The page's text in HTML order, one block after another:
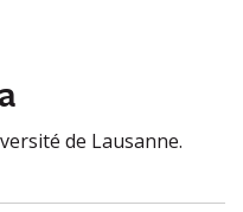
de Lausanne.